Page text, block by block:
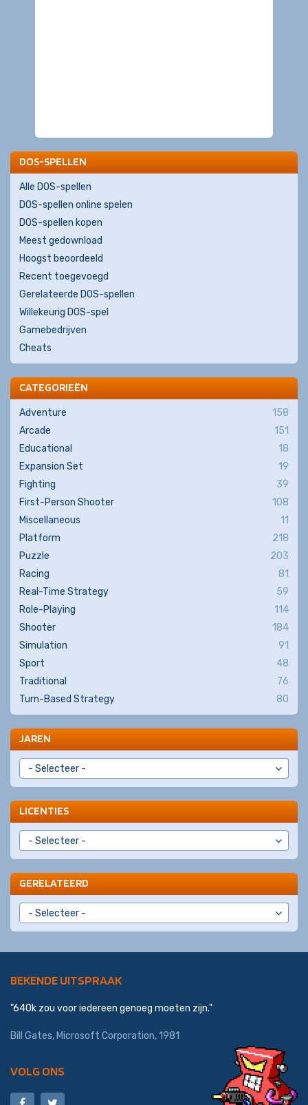
DOS-SPELLEN
Alle DOS-spellen
DOS-spellen online spelen
DOS-spellen kopen
Meest gedownload
Hoogst beoordeeld
Recent toegevoegd
Gerelateerde DOS-spellen
Willekeurig DOS-spel
Gamebedrijven
Cheats
CATEGORIEËN
Adventure
158
Arcade
151
Educational
18
Expansion Set
19
Fighting
39
First-Person Shooter
108
Miscellaneous
11
Platform
218
Puzzle
203
Racing
81
Real-Time Strategy
59
Role-Playing
114
Shooter
184
Simulation
91
Sport
48
Traditional
76
Turn-Based Strategy
80
JAREN
LICENTIES
GERELATEERD
BEKENDE UITSPRAAK
"640k zou voor iedereen genoeg moeten zijn."
Bill Gates, Microsoft Corporation, 1981
VOLG ONS